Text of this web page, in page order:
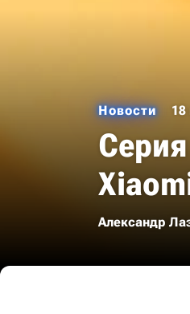
Новости 18
Александр